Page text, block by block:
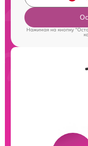
Нажимая на кнопку